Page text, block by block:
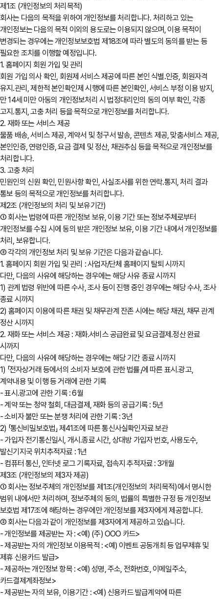
제1조 (개인정보의 처리목적)
회사는 다음의 목적을 위하여 개인정보를 처리합니다. 처리하고 있는
개인정보는 다음의 목적 이외의 용도로는 이용되지 않으며, 이용 목적이
변경되는 경우에는 개인정보보호법 제18조에 따라 별도의 동의를 받는 등
필요한 조치를 이행할 예정입니다.
1. 홈페이지 회원 가입 및 관리
회원 가입 의사 확인, 회원제 서비스 제공에 따른 본인 식별․인증, 회원자격
유지․관리, 제한적 본인확인제 시행에 따른 본인확인, 서비스 부정 이용 방지,
만 14세 미만 아동의 개인정보처리 시 법정대리인의 동의 여부 확인, 각종
고지․통지, 고충 처리 등을 목적으로 개인정보를 처리합니다.
2. 재화 또는 서비스 제공
물품 배송, 서비스 제공, 계약서 및 청구서 발송, 콘텐츠 제공, 맞춤서비스 제공,
본인인증, 연령인증, 요금 결제 및 정산, 채권추심 등을 목적으로 개인정보를
처리합니다.
3. 고충 처리
민원인의 신원 확인, 민원사항 확인, 사실조사를 위한 연락․통지, 처리 결과
통보 등의 목적으로 개인정보를 처리합니다.
제2조 (개인정보의 처리 및 보유기간)
① 회사는 법령에 따른 개인정보 보유, 이용 기간 또는 정보주체로부터
개인정보를 수집 시에 동의 받은 개인정보 보유, 이용 기간 내에서 개인정보를
처리, 보유합니다.
② 각각의 개인정보 처리 및 보유 기간은 다음과 같습니다.
1. 홈페이지 회원 가입 및 관리 : 사업자/단체 홈페이지 탈퇴 시까지
다만, 다음의 사유에 해당하는 경우에는 해당 사유 종료 시까지
1) 관계 법령 위반에 따른 수사, 조사 등이 진행 중인 경우에는 해당 수사, 조사
종료 시까지
2) 홈페이지 이용에 따른 채권 및 채무관계 잔존 시에는 해당 채권, 채무 관계
정산 시까지
2. 재화 또는 서비스 제공 : 재화․서비스 공급완료 및 요금결제․정산 완료
시까지
다만, 다음의 사유에 해당하는 경우에는 해당 기간 종료 시까지
1) 「전자상거래 등에서의 소비자 보호에 관한 법률」에 따른 표시․광고,
계약내용 및 이행 등 거래에 관한 기록
- 표시․광고에 관한 기록 : 6월
- 계약 또는 청약 철회, 대금결제, 재화 등의 공급기록 : 5년
- 소비자 불만 또는 분쟁 처리에 관한 기록 : 3년
2) 「통신비밀보호법」 제41조에 따른 통신사실확인자료 보관
- 가입자 전기통신일시, 개시․종료 시간, 상대방 가입자 번호, 사용도수,
발신기지국 위치추적자료 : 1년
- 컴퓨터 통신, 인터넷 로그 기록자료, 접속지 추적자료 : 3개월
제3조 (개인정보의 제3자 제공)
① 회사는 정보주체의 개인정보를 제1조(개인정보의 처리목적)에서 명시한
범위 내에서만 처리하며, 정보주체의 동의, 법률의 특별한 규정 등 개인정보
보호법 제17조에 해당하는 경우에만 개인정보를 제3자에게 제공합니다.
② 회사는 다음과 같이 개인정보를 제3자에게 제공하고 있습니다.
- 개인정보를 제공받는 자 : <예) (주) OOO 카드>
- 제공받는 자의 개인정보 이용목적 : <예) 이벤트 공동개최 등 업무제휴 및
제휴 신용카드 발급>
- 제공하는 개인정보 항목 : <예) 성명, 주소, 전화번호, 이메일주소,
카드결제계좌정보>
- 제공받는 자의 보유, 이용기간 : <예) 신용카드 발급계약에 따른